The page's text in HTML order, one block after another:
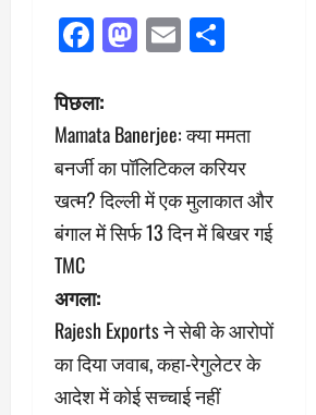
Facebook
Mastodon
Email
पो
स्ट
ने
वि
गे
श
न
पिछला:
Mamata Banerjee: क्या ममता
बनर्जी का पॉलिटिकल करियर
खत्म? दिल्ली में एक मुलाकात और
बंगाल में सिर्फ 13 दिन में बिखर गई
TMC
अगला:
Rajesh Exports ने सेबी के आरोपों
का दिया जवाब, कहा-रेगुलेटर के
आदेश में कोई सच्चाई नहीं